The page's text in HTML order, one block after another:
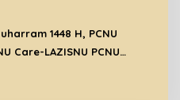
1448 H, PCNU
Care-LAZISNU PCNU
Anak Yatim Dhuafa